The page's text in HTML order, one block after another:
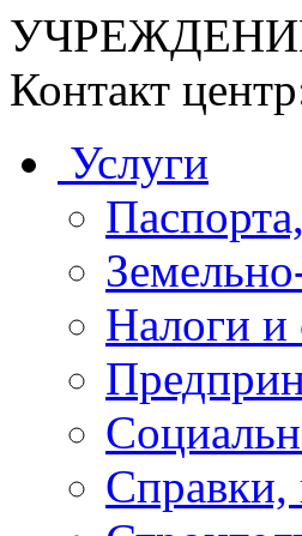
Контакт
Услуги
Налоги и
Справки,